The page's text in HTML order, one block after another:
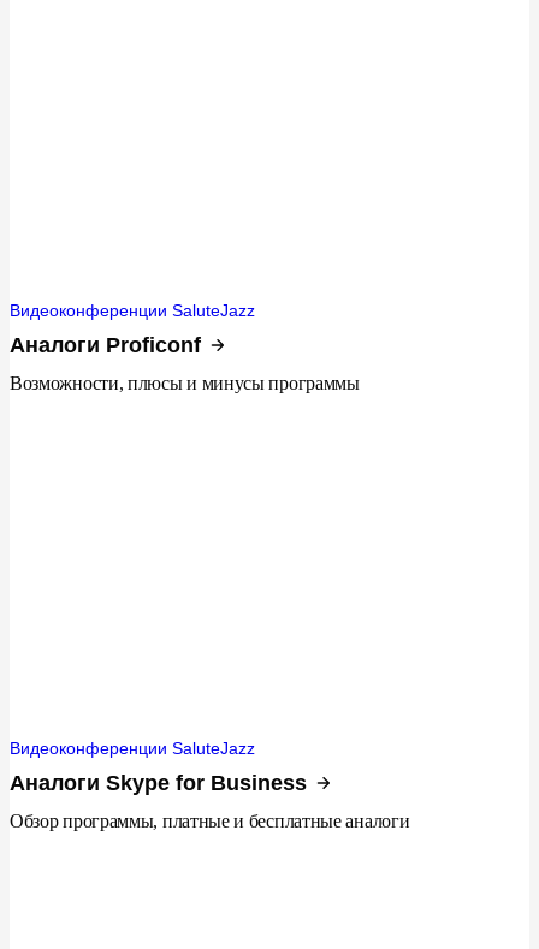
Видеоконференции SaluteJazz
Аналоги Proficonf
Возможности, плюсы и минусы программы
Видеоконференции SaluteJazz
Аналоги Skype for Business
Обзор программы, платные и бесплатные аналоги